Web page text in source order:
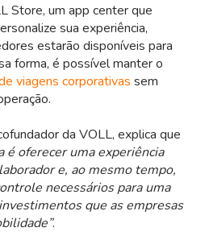
Store, um app center que
sua experiência,
estarão disponíveis para
forma, é possível manter o
viagens corporativas sem
da VOLL, explica que
é oferecer uma experiência
e, ao mesmo tempo,
necessários para uma
que as empresas
.